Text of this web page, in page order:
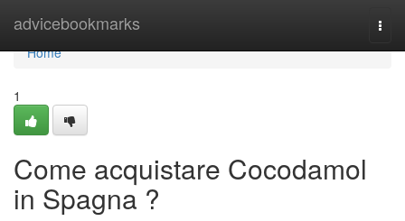
advicebookmarks
Home
Home
1
Come acquistare Cocodamol
in Spagna ?